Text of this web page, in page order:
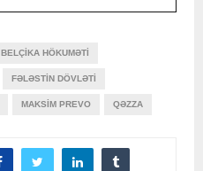
BELÇIKA HÖKUMƏTI
FƏLƏSTIN DÖVLƏTI
MAKSIM PREVO QƏZZA